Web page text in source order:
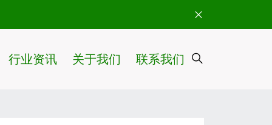
行业资讯 关于我们 联系我们